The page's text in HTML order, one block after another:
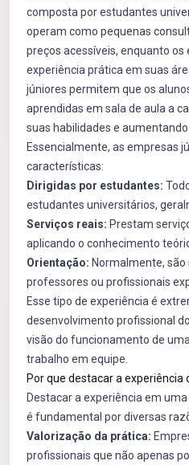
composta por estudantes
operam como pequenas
preços acessíveis, enquanto
experiência prática em suas
júniores permitem que os
aprendidas em sala de aula a
suas habilidades e
Essencialmente, as empresas
características:
Dirigidas por estudantes:
estudantes universitários,
Serviços reais: Prestam
aplicando o conhecimento
Orientação: Normalmente,
professores ou profissionais
Esse tipo de experiência é
desenvolvimento profissional
visão do funcionamento de
trabalho em equipe.
Por que destacar a experiência
Destacar a experiência em
é fundamental por diversas
Valorização da prática:
profissionais que não apenas